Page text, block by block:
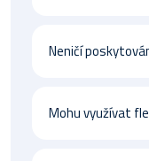
Neničí
Mohu využívat